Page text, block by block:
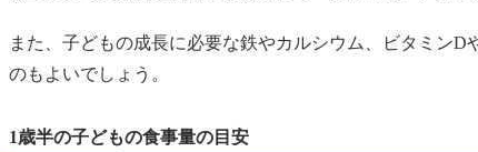
また、子どもの成長に必要な鉄やカルシウム、ビタミン
のもよいでしょう。
1歳半の子どもの食事量の目安